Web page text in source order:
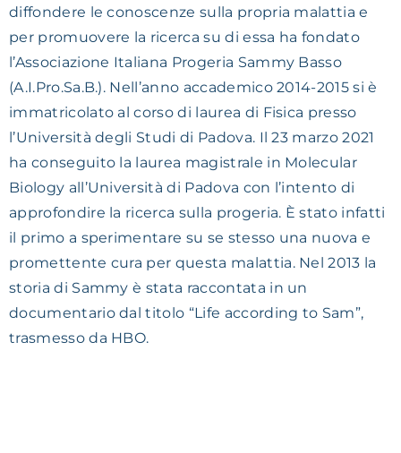
diffondere le conoscenze sulla propria malattia e
per promuovere la ricerca su di essa ha fondato
l’Associazione Italiana Progeria Sammy Basso
(A.I.Pro.Sa.B.). Nell’anno accademico 2014-2015 si è
immatricolato al corso di laurea di Fisica presso
l’Università degli Studi di Padova. Il 23 marzo 2021
ha conseguito la laurea magistrale in Molecular
Biology all’Università di Padova con l’intento di
approfondire la ricerca sulla progeria. È stato infatti
il primo a sperimentare su se stesso una nuova e
promettente cura per questa malattia. Nel 2013 la
storia di Sammy è stata raccontata in un
documentario dal titolo “Life according to Sam”,
trasmesso da HBO.